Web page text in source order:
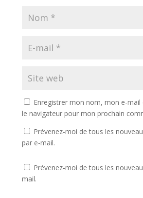
Enregistrer mon nom, mon e-
le navigateur pour mon prochain
Prévenez-moi de tous les
par e-mail.
Prévenez-moi de tous les
mail.